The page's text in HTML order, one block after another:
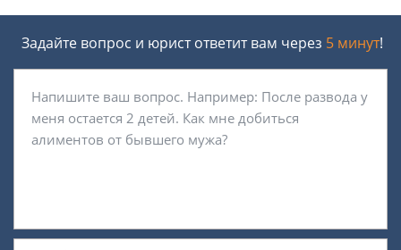
Задайте вопрос и юрист ответит вам через 5 минут!